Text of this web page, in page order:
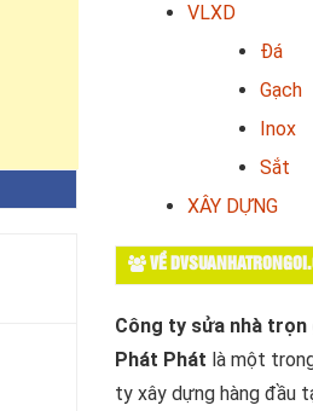
VLXD
Đá
Gạch
Inox
Sắt
XÂY DỰNG
VỀ
Công ty sửa nhà trọn
Phát Phát là một
ty xây dựng hàng đầu